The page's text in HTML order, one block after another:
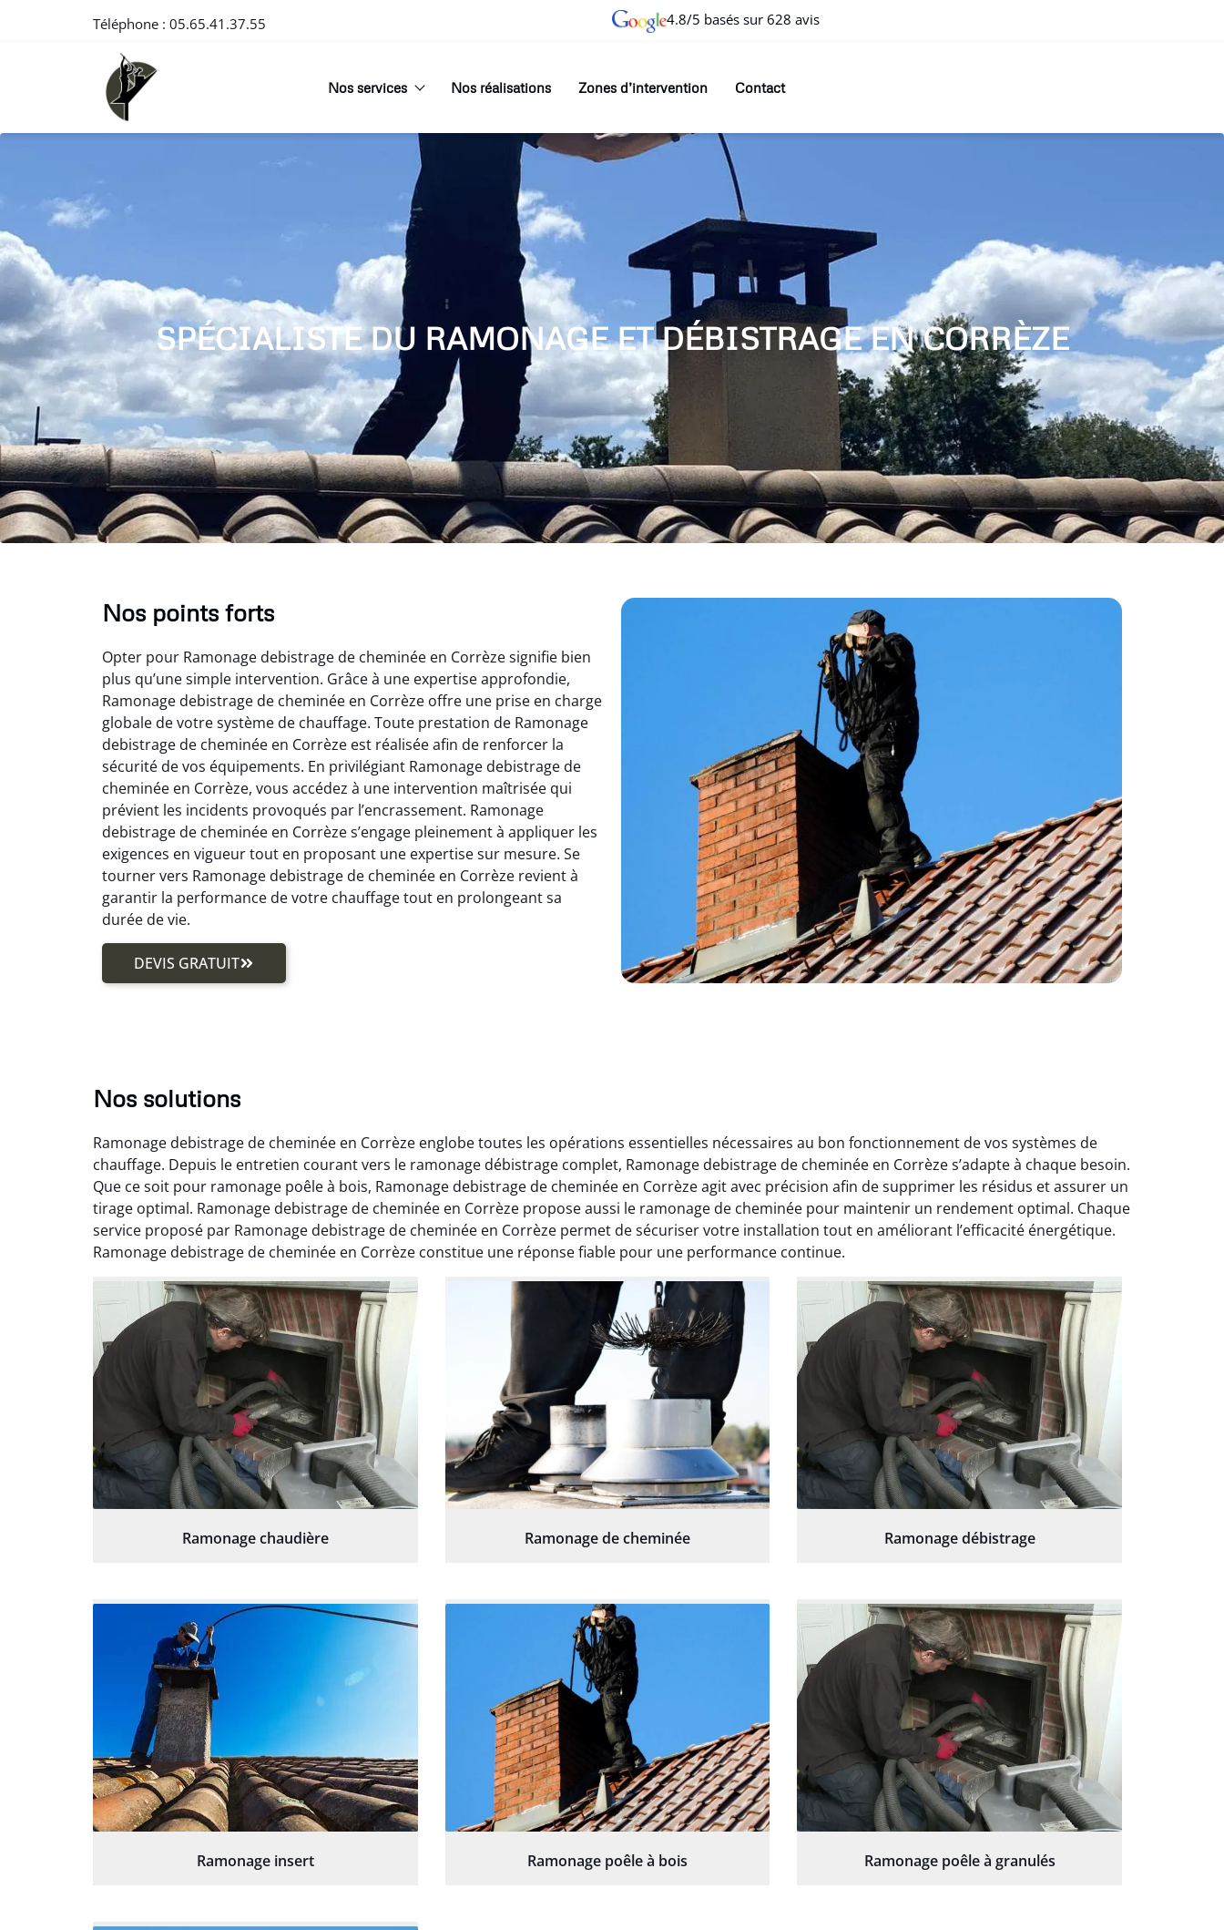
Téléphone : 05.65.41.37.55 4.8/5 basés sur 628 avis
Nos services Nos réalisations Zones d’intervention Contact
SPÉCIALISTE DU RAMONAGE ET DÉBISTRAGE EN CORRÈZE
Nos points forts
Opter pour Ramonage debistrage de cheminée en Corrèze signifie bien
plus qu’une simple intervention. Grâce à une expertise approfondie,
Ramonage debistrage de cheminée en Corrèze offre une prise en charge
globale de votre système de chauffage. Toute prestation de Ramonage
debistrage de cheminée en Corrèze est réalisée afin de renforcer la
sécurité de vos équipements. En privilégiant Ramonage debistrage de
cheminée en Corrèze, vous accédez à une intervention maîtrisée qui
prévient les incidents provoqués par l’encrassement. Ramonage
debistrage de cheminée en Corrèze s’engage pleinement à appliquer les
exigences en vigueur tout en proposant une expertise sur mesure. Se
tourner vers Ramonage debistrage de cheminée en Corrèze revient à
garantir la performance de votre chauffage tout en prolongeant sa
durée de vie.
DEVIS GRATUIT
Nos solutions
Ramonage debistrage de cheminée en Corrèze englobe toutes les opérations essentielles nécessaires au bon fonctionnement de vos systèmes de
chauffage. Depuis le entretien courant vers le ramonage débistrage complet, Ramonage debistrage de cheminée en Corrèze s’adapte à chaque besoin.
Que ce soit pour ramonage poêle à bois, Ramonage debistrage de cheminée en Corrèze agit avec précision afin de supprimer les résidus et assurer un
tirage optimal. Ramonage debistrage de cheminée en Corrèze propose aussi le ramonage de cheminée pour maintenir un rendement optimal. Chaque
service proposé par Ramonage debistrage de cheminée en Corrèze permet de sécuriser votre installation tout en améliorant l’efficacité énergétique.
Ramonage debistrage de cheminée en Corrèze constitue une réponse fiable pour une performance continue.
Ramonage chaudière Ramonage de cheminée Ramonage débistrage
Ramonage insert Ramonage poêle à bois Ramonage poêle à granulés